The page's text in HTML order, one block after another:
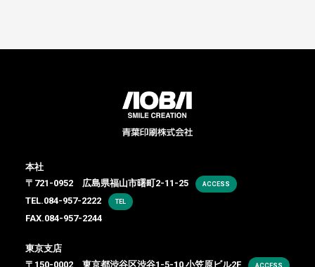
本社
〒721-0952 広島県福山市曙町2-11-25
ACCESS
TEL.084-957-2222 TEL
FAX.084-957-2244
東京支店
〒150-0002 東京都渋谷区渋谷1-5-10 小笠原ビル2F
ACCESS